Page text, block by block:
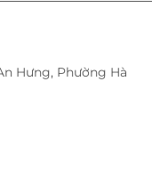
Hưng, Phường Hà